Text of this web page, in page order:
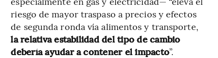
riesgo de mayor traspaso a precios y efectos
de segunda ronda vía alimentos y transporte,
la relativa estabilidad del tipo de cambio
debería ayudar a contener el impacto”.